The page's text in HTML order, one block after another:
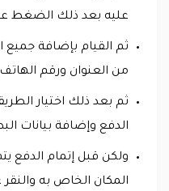
عليه بعد ذلك الضغط
ثم القيام بإضافة جميع
من العنوان ورقم
ثم بعد ذلك اختيار
الدفع وإضافة بيانات
المكان الخاص به